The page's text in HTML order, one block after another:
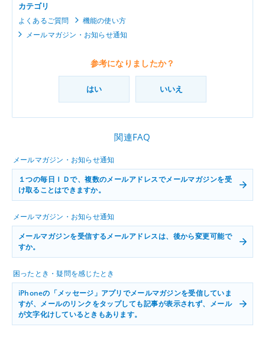
カテゴリ
よくあるご質問
機能の使い方
メールマガジン・お知らせ通知
参考になりましたか？
はい いいえ
関連FAQ
メールマガジン・お知らせ通知
１つの毎日ＩＤで、複数のメールアドレスでメールマガジンを受
け取ることはできますか。
メールマガジン・お知らせ通知
メールマガジンを受信するメールアドレスは、後から変更可能で
すか。
困ったとき・疑問を感じたとき
iPhoneの「メッセージ」アプリでメールマガジンを受信していま
すが、メールのリンクをタップしても記事が表示されず、メール
が文字化けしているときもあります。